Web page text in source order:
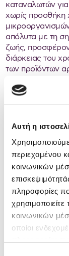
Αυτή η
περιεχομένου
κοινωνικών
πληροφορίες
κοινωνικών
οποίοι
καταναλωτών
χωρίς προσθήκη
απόλυτα με τη
ζωής,
διάρκειας του
των προϊόντων
Η προσθήκη
καλλιέργειες,
ενδιαφέρον της
οργανοληπτικών
προσφέρουν
δεν έχει
Επομένως, το
και να
παραδοσιακών
προϊόντων